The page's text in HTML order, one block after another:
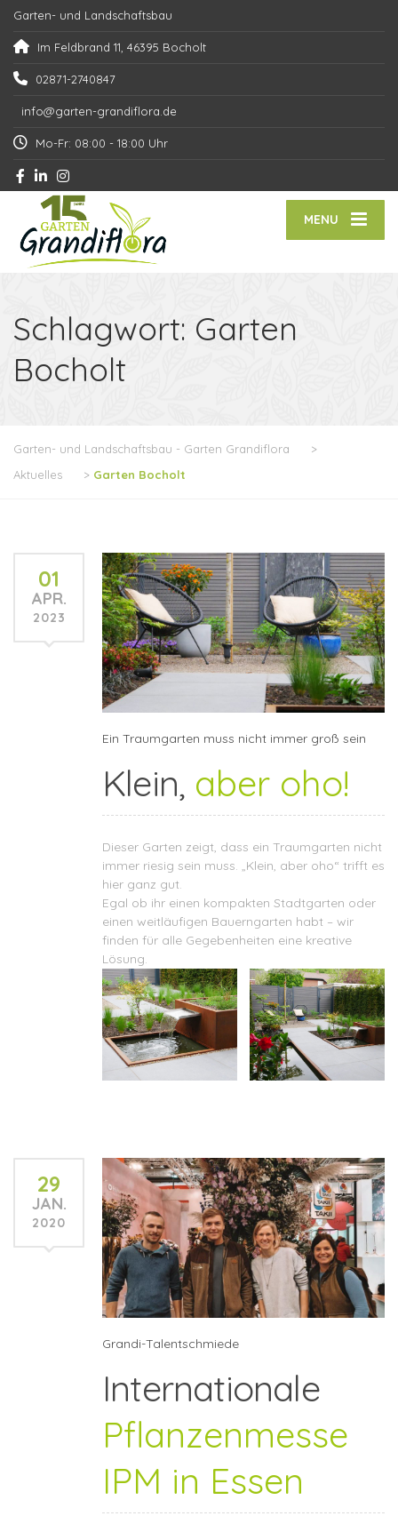
Garten- und Landschaftsbau
Im Feldbrand 11, 46395 Bocholt
02871-2740847
info@garten-grandiflora.de
Mo-Fr: 08:00 - 18:00 Uhr
MENU
Schlagwort: Garten
Bocholt
Garten- und Landschaftsbau - Garten Grandiflora
>
Aktuelles
> Garten Bocholt
01
APR.
2023
Ein Traumgarten muss nicht immer groß sein
Klein, aber oho!
Dieser Garten zeigt, dass ein Traumgarten nicht
immer riesig sein muss. „Klein, aber oho“ trifft es
hier ganz gut.
Egal ob ihr einen kompakten Stadtgarten oder
einen weitläufigen Bauerngarten habt – wir
finden für alle Gegebenheiten eine kreative
Lösung.
29
JAN.
2020
Grandi-Talentschmiede
Internationale
Pflanzenmesse
IPM in Essen